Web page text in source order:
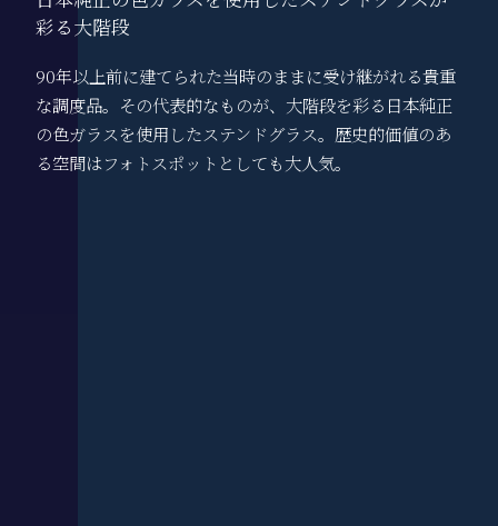
彩る大階段
90年以上前に建てられた当時のままに受け継がれる貴重
な調度品。その代表的なものが、大階段を彩る日本純正
の色ガラスを使用したステンドグラス。歴史的価値のあ
る空間はフォトスポットとしても大人気。